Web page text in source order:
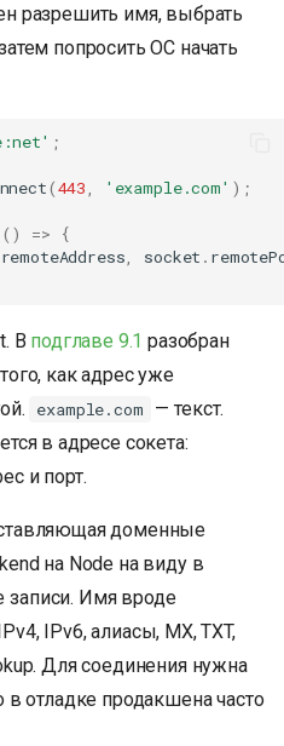
разрешить имя, выбрать
попросить ОС начать
;
(443, 'example.com' );
() =>
{
remoteAddress, socket .
В подглаве 9.1 разобран
как адрес уже
example.com
— текст.
в адресе сокета:
и порт.
доменные
на Node на виду в
Имя вроде
IPv6, алиасы, MX, TXT,
Для соединения нужна
в отладке продакшена часто